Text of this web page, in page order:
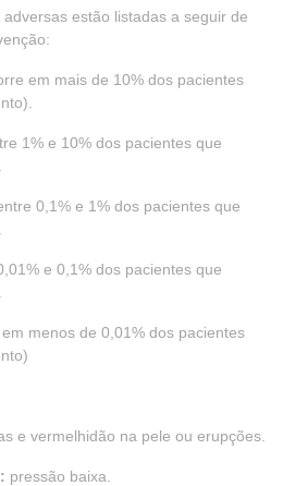
estão listadas a seguir de
em mais de 10% dos pacientes
1% e 10% dos pacientes que
0,1% e 1% dos pacientes que
e 0,1% dos pacientes que
menos de 0,01% dos pacientes
e vermelhidão na pele ou erupções.
pressão baixa.